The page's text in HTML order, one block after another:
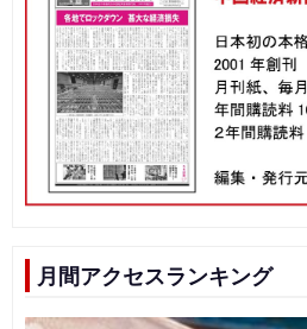
月間アクセスランキング